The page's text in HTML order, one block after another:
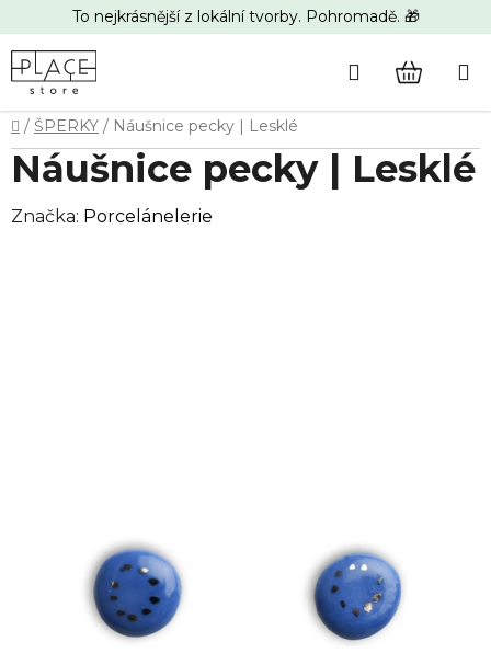
na
obsah
To nejkrásnější z lokální tvorby. Pohromadě. 🎁
Hledat
Domů
/ ŠPERKY / Náušnice pecky | Lesklé
Náušnice pecky | Lesklé
Značka: Porcelánelerie